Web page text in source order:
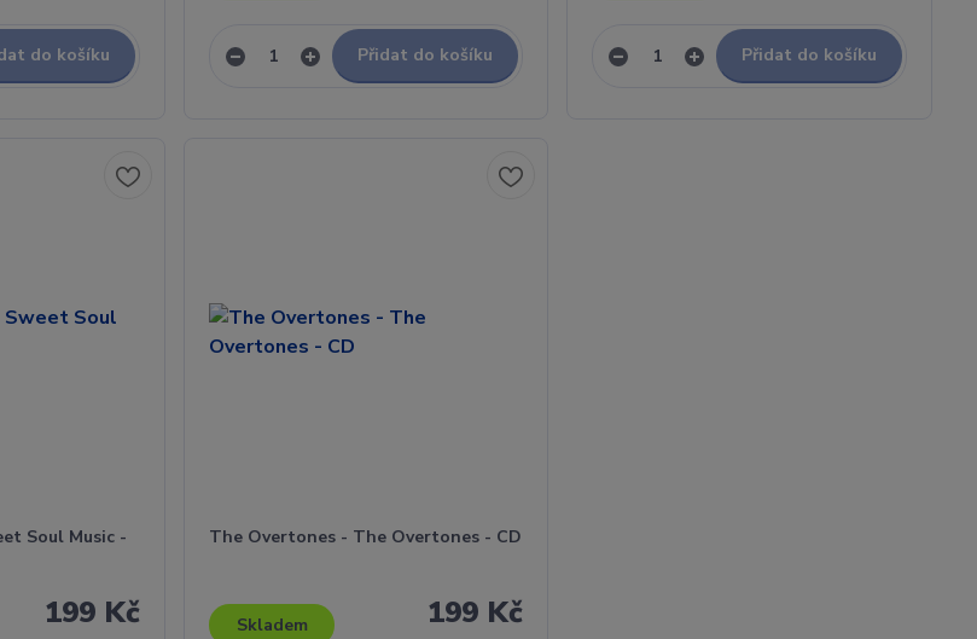
do košíku Přidat do košíku Přidat do košíku
Soul Music -
199 Kč
The Overtones - The Overtones - CD
199 Kč
Skladem